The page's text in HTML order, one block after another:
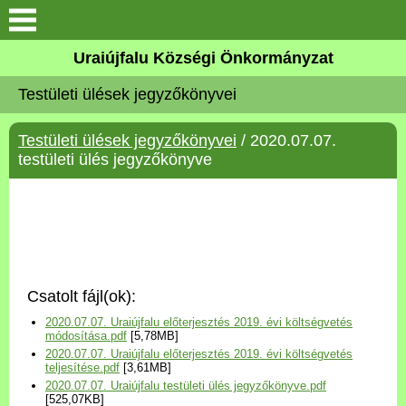
Köszöntő
Elérhetőségek
Uraiújfalu
Választási információk
Versenyképes Járások
Program
Uraiújfalu Községi Önkormányzat
Testületi ülések jegyzőkönyvei
Testületi ülések jegyzőkönyvei / 2020.07.07.
testületi ülés jegyzőkönyve
Csatolt fájl(ok):
2020.07.07. Uraiújfalu előterjesztés 2019. évi költségvetés
módosítása.pdf [5,78MB]
2020.07.07. Uraiújfalu előterjesztés 2019. évi költségvetés
teljesítése.pdf [3,61MB]
2020.07.07. Uraiújfalu testületi ülés jegyzőkönyve.pdf
[525,07KB]